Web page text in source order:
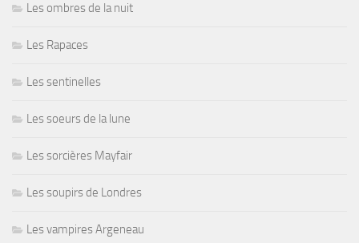
Les ombres de la nuit
Les Rapaces
Les sentinelles
Les soeurs de la lune
Les sorcières Mayfair
Les soupirs de Londres
Les vampires Argeneau